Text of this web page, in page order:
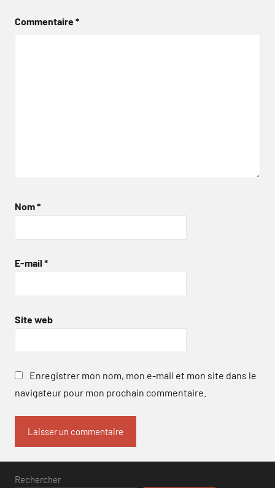
Commentaire*
Nom*
E-mail *
Site web
Enregistrer mon nom, mon e-mail et mon site dans le
navigateur pour mon prochain commentaire.
Rechercher